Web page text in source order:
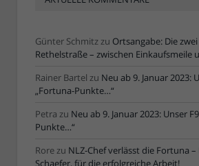
Günter Schmitzzu Ortsangabe: Die
Rethelstraße – zwischen Einkaufsmeile
Rainer Bartel zu Neu ab 9. Januar 2023:
„Fortuna-Punkte…“
Petra zu Neu ab 9. Januar 2023: Unser
Punkte…“
Rorezu NLZ-Chef verlässt die Fortuna
Schaefer, für die erfolgreiche Arbeit!